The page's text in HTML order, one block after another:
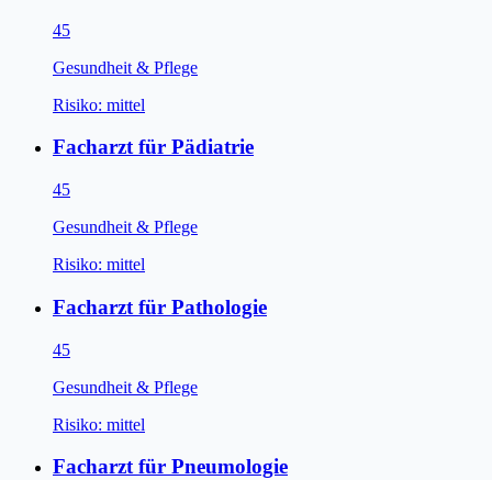
45
Gesundheit & Pflege
Risiko: mittel
Facharzt für Pädiatrie
45
Gesundheit & Pflege
Risiko: mittel
Facharzt für Pathologie
45
Gesundheit & Pflege
Risiko: mittel
Facharzt für Pneumologie